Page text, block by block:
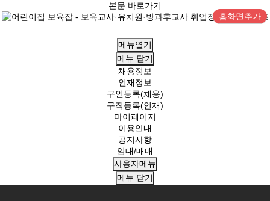
본문 바로가기
홈화면추가
메뉴열기
메뉴 닫기
채용정보
인재정보
구인등록(채용)
구직등록(인재)
마이페이지
이용안내
공지사항
임대/매매
사용자메뉴
메뉴 닫기